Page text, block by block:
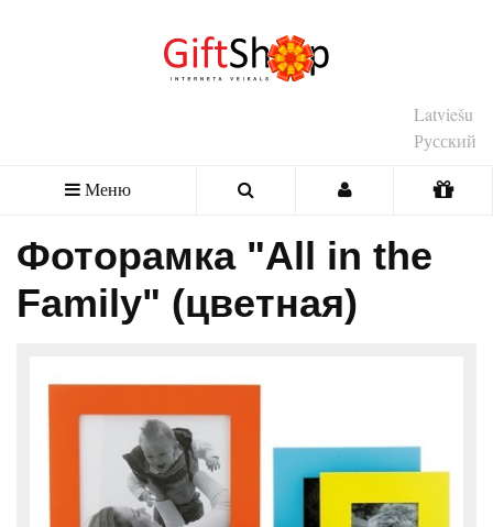
Latviešu
Русский
Меню
Фоторамка "All in the
Family" (цветная)